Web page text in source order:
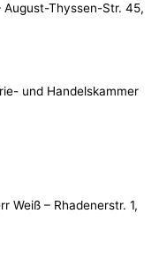
August-Thyssen-Str. 45,
und Handelskammer
Weiß – Rhadenerstr. 1,